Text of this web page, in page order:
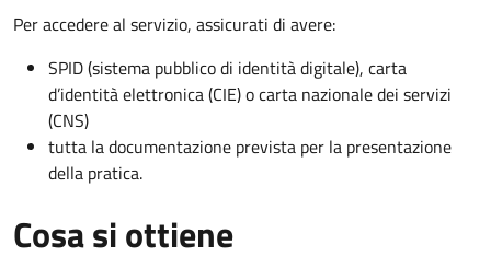
Per accedere al servizio, assicurati di avere:
SPID (sistema pubblico di identità digitale), carta
d’identità elettronica (CIE) o carta nazionale dei servizi
(CNS)
tutta la documentazione prevista per la presentazione
della pratica.
Cosa si ottiene